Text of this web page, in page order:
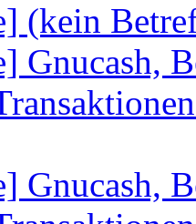
(kein
Gnucash,
Gnucash,